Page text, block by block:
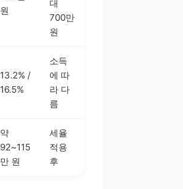
원
대
700만
원
13.2% /
16.5%
소득
에 따
라 다
름
약
92~115
만 원
세율
적용
후